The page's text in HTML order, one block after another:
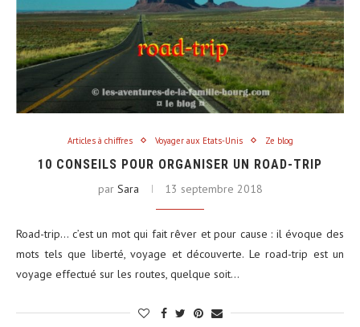
Articles à chiffres Voyager aux Etats-Unis Ze blog
10 CONSEILS POUR ORGANISER UN ROAD-TRIP
par Sara 13 septembre 2018
Road-trip… c’est un mot qui fait rêver et pour cause : il évoque des
mots tels que liberté, voyage et découverte. Le road-trip est un
voyage effectué sur les routes, quelque soit…